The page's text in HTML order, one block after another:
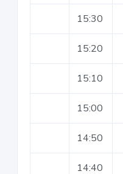
15:30
15:20
15:10
15:00
14:50
14:40